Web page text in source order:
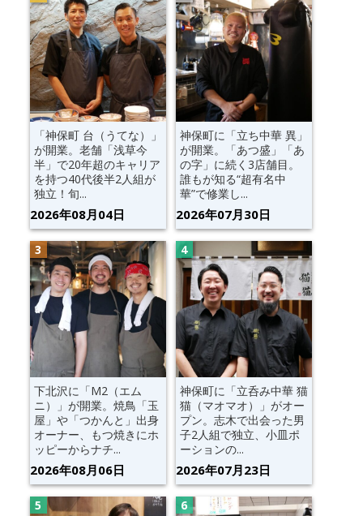
「神保町 台（うてな）」
が開業。老舗「浅草今
半」で20年超のキャリア
を持つ40代後半2人組が
独立！旬...
2026年08月04日
神保町に「立ち中華 異」
が開業。「あつ盛」「あ
の字」に続く3店舗目。
誰もが知る“超有名中
華”で修業し...
2026年07月30日
下北沢に「M2（エム
ニ）」が開業。焼鳥「玉
屋」や「つかんと」出身
オーナー、もつ焼きにホ
ッピーからナチ...
2026年08月06日
神保町に「立呑み中華 猫
猫（マオマオ）」がオー
プン。志木で出会った男
子2人組で独立、小皿ポ
ーションの...
2026年07月23日